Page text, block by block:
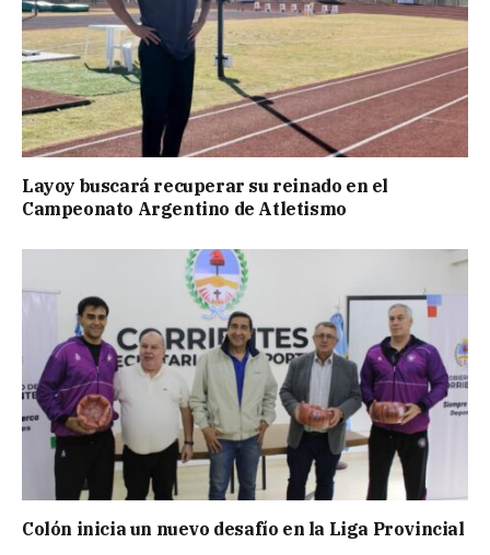
Layoy buscará recuperar su reinado en el
Campeonato Argentino de Atletismo
Colón inicia un nuevo desafío en la Liga Provincial